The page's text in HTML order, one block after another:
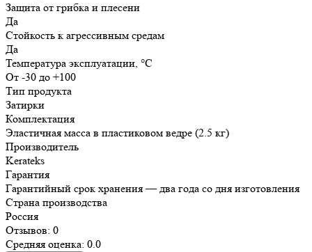
Защита от грибка и плесени
Да
Стойкость к агрессивным средам
Да
Температура эксплуатации, °C
От -30 до +100
Тип продукта
Затирки
Комплектация
Эластичная масса в пластиковом ведре (2.5 кг)
Производитель
Kerateks
Гарантия
Гарантийный срок хранения — два года со дня изготовления
Страна производства
Россия
Отзывов: 0
Средняя оценка: 0.0